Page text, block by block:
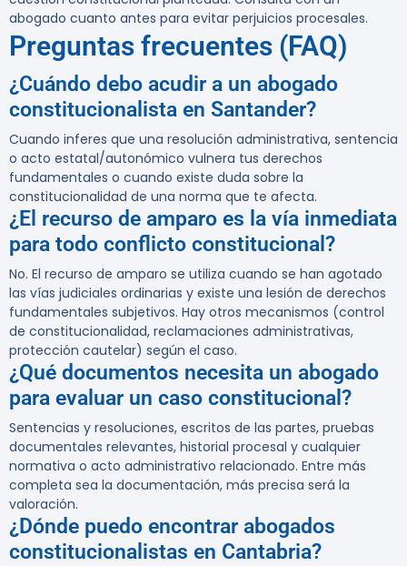
abogado cuanto antes para evitar perjuicios procesales.
Preguntas frecuentes (FAQ)
¿Cuándo debo acudir a un abogado
constitucionalista en Santander?
Cuando inferes que una resolución administrativa, sentencia
o acto estatal/autonómico vulnera tus derechos
fundamentales o cuando existe duda sobre la
constitucionalidad de una norma que te afecta.
¿El recurso de amparo es la vía inmediata
para todo conflicto constitucional?
No. El recurso de amparo se utiliza cuando se han agotado
las vías judiciales ordinarias y existe una lesión de derechos
fundamentales subjetivos. Hay otros mecanismos (control
de constitucionalidad, reclamaciones administrativas,
protección cautelar) según el caso.
¿Qué documentos necesita un abogado
para evaluar un caso constitucional?
Sentencias y resoluciones, escritos de las partes, pruebas
documentales relevantes, historial procesal y cualquier
normativa o acto administrativo relacionado. Entre más
completa sea la documentación, más precisa será la
valoración.
¿Dónde puedo encontrar abogados
constitucionalistas en Cantabria?